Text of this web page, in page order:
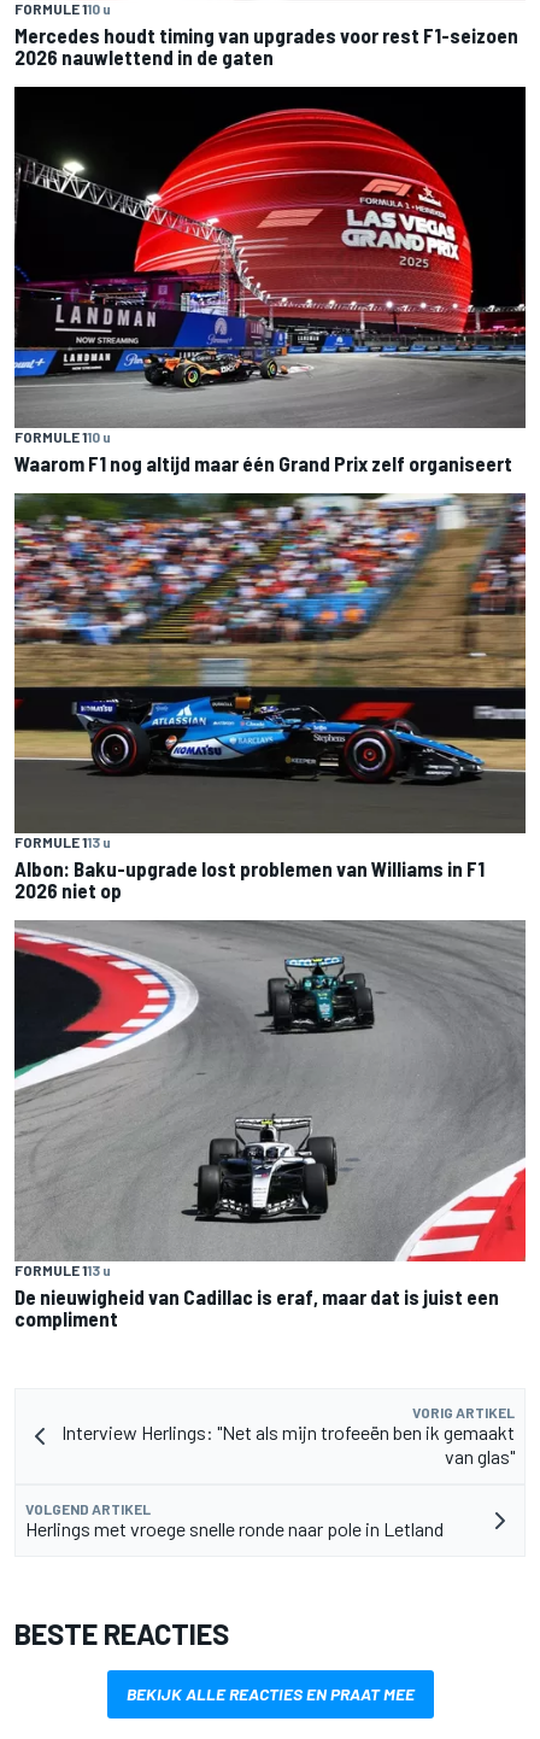
FORMULE 110 u
Mercedes houdt timing van upgrades voor rest F1-seizoen
2026 nauwlettend in de gaten
FORMULE 110 u
Waarom F1 nog altijd maar één Grand Prix zelf organiseert
FORMULE 113 u
Albon: Baku-upgrade lost problemen van Williams in F1
2026 niet op
FORMULE 113 u
De nieuwigheid van Cadillac is eraf, maar dat is juist een
compliment
VORIG ARTIKEL
Interview Herlings: "Net als mijn trofeeën ben ik gemaakt
van glas"
VOLGEND ARTIKEL
Herlings met vroege snelle ronde naar pole in Letland
BESTE REACTIES
BEKIJK ALLE REACTIES EN PRAAT MEE